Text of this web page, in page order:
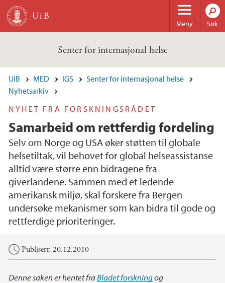
Hopp til hovedinnhold
Meny Søk
Senter for internasjonal helse
UiB MED IGS
Senter for internasjonal helse
Nyhetsarkiv
NYHET FRA FORSKNINGSRÅDET
Samarbeid om rettferdig fordeling
Selv om Norge og USA øker støtten til globale
helsetiltak, vil behovet for global helseassistanse
alltid være større enn bidragene fra
giverlandene. Sammen med et ledende
amerikansk miljø, skal forskere fra Bergen
undersøke mekanismer som kan bidra til gode og
rettferdige prioriteringer.
Hovedinnhold
Publisert: 20.12.2010
Denne saken er hentet fraBladet forskningog